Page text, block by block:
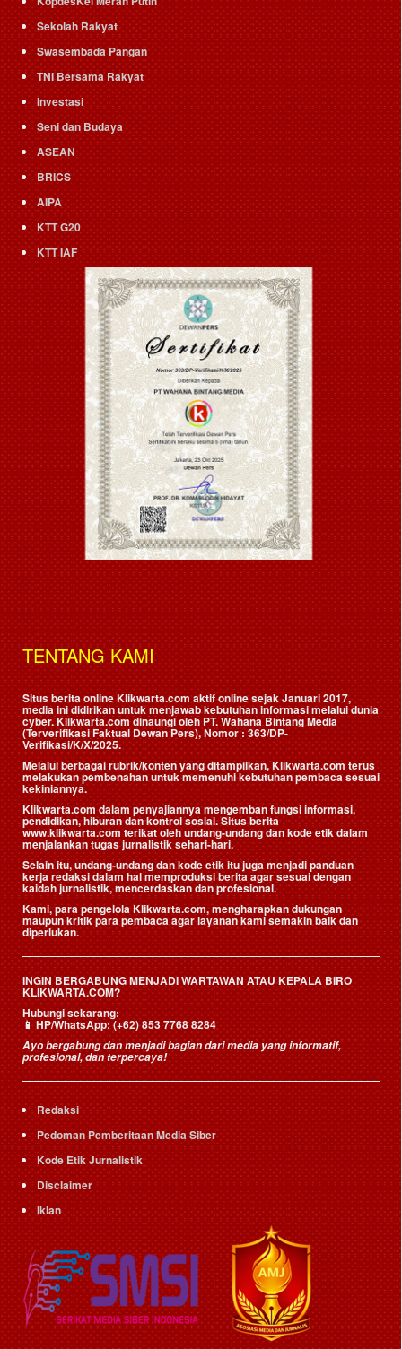
Sekolah Rakyat
Swasembada Pangan
TNI Bersama Rakyat
Investasi
Seni dan Budaya
ASEAN
BRICS
AIPA
KTT G20
KTT IAF
TENTANG KAMI
Situs berita online Klikwarta.com aktif online sejak Januari 2017,
media ini didirikan untuk menjawab kebutuhan informasi melalui dunia
cyber. Klikwarta.com dinaungi oleh PT. Wahana Bintang Media
(Terverifikasi Faktual Dewan Pers), Nomor : 363/DP-
Verifikasi/K/X/2025.
Melalui berbagai rubrik/konten yang ditampilkan, Klikwarta.com terus
melakukan pembenahan untuk memenuhi kebutuhan pembaca sesuai
kekiniannya.
Klikwarta.com dalam penyajiannya mengemban fungsi informasi,
pendidikan, hiburan dan kontrol sosial. Situs berita
www.klikwarta.com terikat oleh undang-undang dan kode etik dalam
menjalankan tugas jurnalistik sehari-hari.
Selain itu, undang-undang dan kode etik itu juga menjadi panduan
kerja redaksi dalam hal memproduksi berita agar sesuai dengan
kaidah jurnalistik, mencerdaskan dan profesional.
Kami, para pengelola Klikwarta.com, mengharapkan dukungan
maupun kritik para pembaca agar layanan kami semakin baik dan
diperlukan.
INGIN BERGABUNG MENJADI WARTAWAN ATAU KEPALA BIRO
KLIKWARTA.COM?
Hubungi sekarang:
📱HP/WhatsApp:(+62) 853 7768 8284
Ayo bergabung dan menjadi bagian dari media yang informatif,
profesional, dan terpercaya!
Redaksi
Pedoman Pemberitaan Media Siber
Kode Etik Jurnalistik
Disclaimer
Iklan